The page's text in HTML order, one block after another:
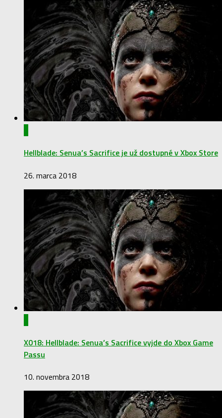
Hellblade: Senua’s Sacrifice je už dostupné v Xbox Store
26. marca 2018
X018: Hellblade: Senua’s Sacrifice vyjde do Xbox Game
Passu
10. novembra 2018